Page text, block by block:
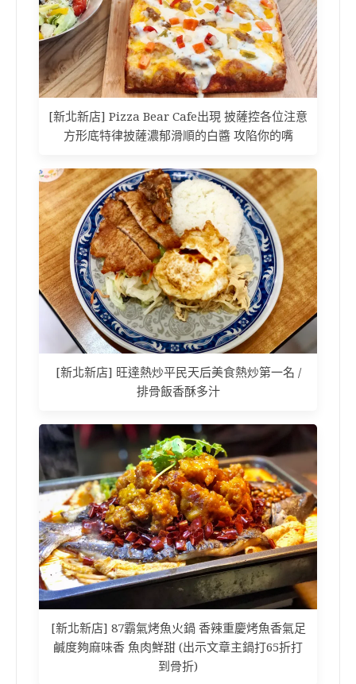
[新北新店] Pizza Bear Cafe出現 披薩控各位注意
方形底特律披薩濃郁滑順的白醬 攻陷你的嘴
[新北新店] 旺達熱炒平民天后美食熱炒第一名 /
排骨飯香酥多汁
[新北新店] 87霸氣烤魚火鍋 香辣重慶烤魚香氣足
鹹度夠麻味香 魚肉鮮甜 (出示文章主鍋打65折打
到骨折)